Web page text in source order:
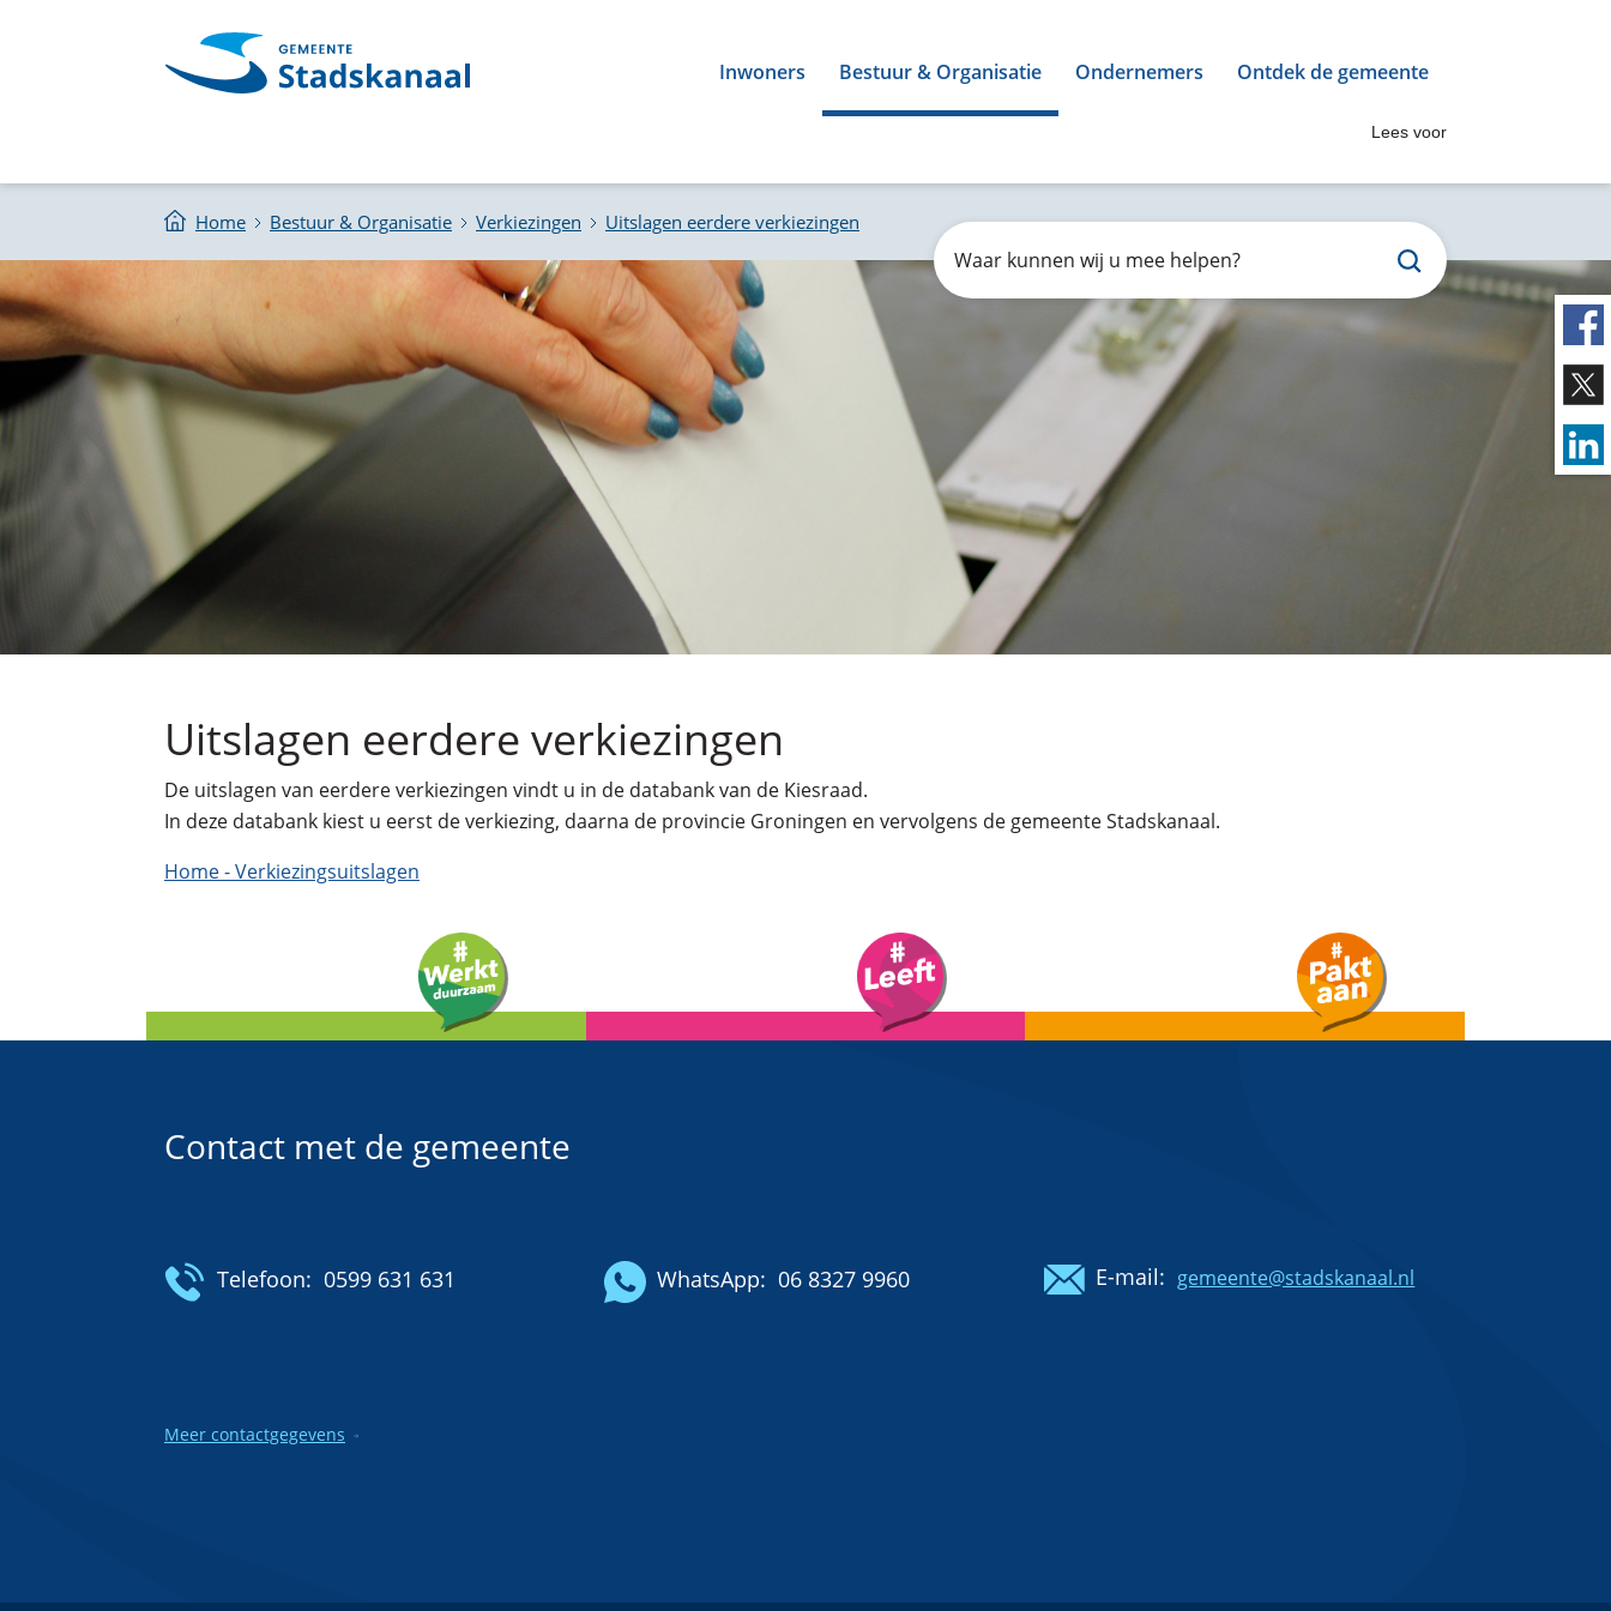
Inwoners Bestuur & Organisatie Ondernemers Ontdek de gemeente
Lees voor
Home Bestuur & Organisatie Verkiezingen Uitslagen eerdere verkiezingen Zoeken
Waar
kunnen
helpen?
Uitslagen eerdere verkiezingen
De uitslagen van eerdere verkiezingen vindt u in de databank van de Kiesraad.
In deze databank kiest u eerst de verkiezing, daarna de provincie Groningen en vervolgens de gemeente Stadskanaal.
Home - Verkiezingsuitslagen
Contact met de gemeente
Telefoon: 0599 631 631 WhatsApp: 06 8327 9960 E-mail: gemeente@stadskanaal.nl
Meer contactgegevens